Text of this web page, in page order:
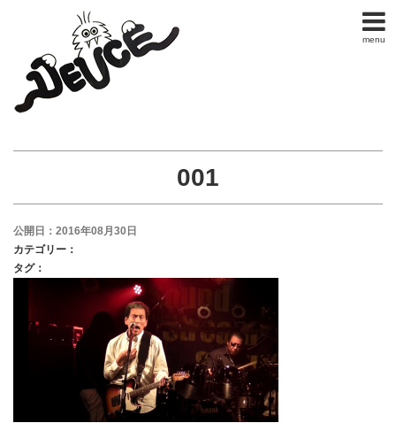
menu
001
公開日：2016年08月30日
カテゴリー：
タグ：